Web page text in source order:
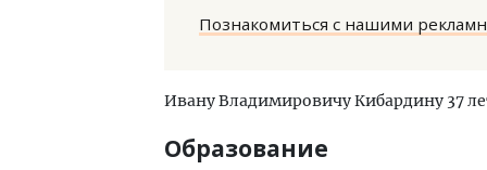
Познакомиться с нашими
Ивану Владимировичу Кибардину 37
Образование